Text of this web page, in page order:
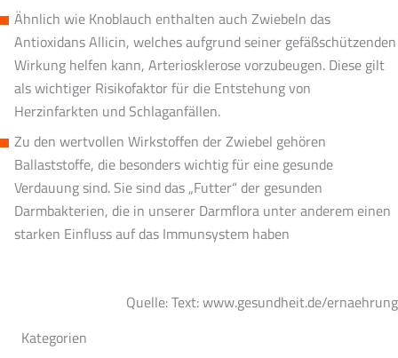
Ähnlich wie Knoblauch enthalten auch Zwiebeln das
Antioxidans Allicin, welches aufgrund seiner gefäßschützenden
Wirkung helfen kann, Arteriosklerose vorzubeugen. Diese gilt
als wichtiger Risikofaktor für die Entstehung von
Herzinfarkten und Schlaganfällen.
Zu den wertvollen Wirkstoffen der Zwiebel gehören
Ballaststoffe, die besonders wichtig für eine gesunde
Verdauung sind. Sie sind das „Futter“ der gesunden
Darmbakterien, die in unserer Darmflora unter anderem einen
starken Einfluss auf das Immunsystem haben
Quelle: Text: www.gesundheit.de/ernaehrung
Kategorien